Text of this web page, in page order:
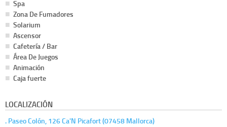
Spa
Zona De Fumadores
Solarium
Ascensor
Cafetería / Bar
Área De Juegos
Animación
Caja fuerte
LOCALIZACIÓN
. Paseo Colón, 126 Ca'N Picafort (07458 Mallorca)